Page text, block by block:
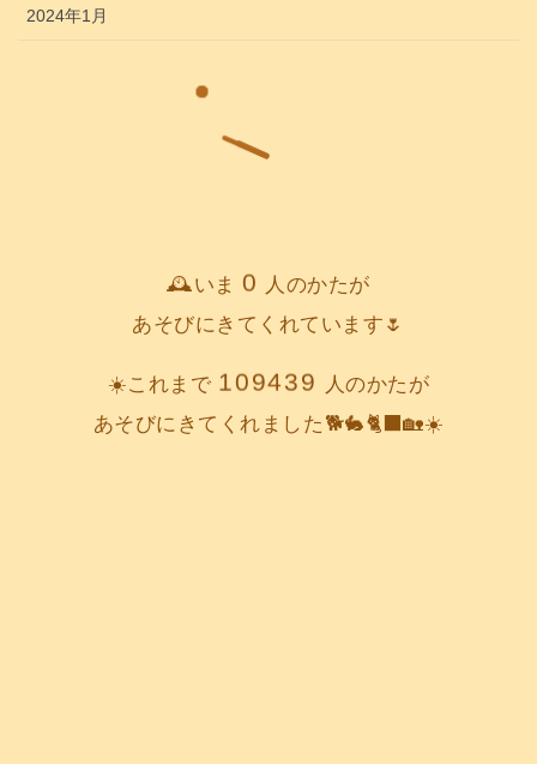
2024年1月
🕰️いま0
人のかたが
あそびにきてくれています🌷
☀️これまで 109439
人のかたが
あそびにきてくれました🐕️🐇🐈‍⬛🏡☀️